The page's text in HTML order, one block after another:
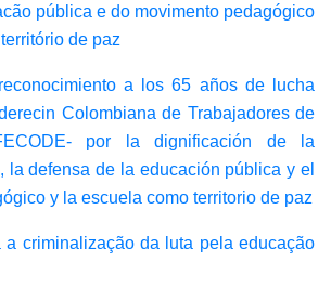
pública e do movimento pedagógico
de paz
a los 65 años de lucha
Colombiana de Trabajadores de
por la dignificación de la
la defensa de la educación pública y el
y la escuela como territorio de paz
a criminalização da luta pela educação